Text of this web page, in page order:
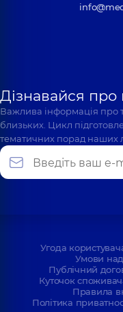
Дізнавайся
Важлива інформація про
близьких. Цикл
тематичних порад наших
Угода
Умови
Публічний
Куточок
Правила
Політика